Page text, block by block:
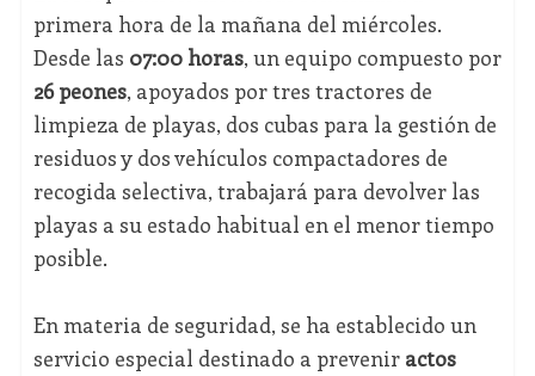
primera hora de la mañana del miércoles.
Desde las 07:00 horas, un equipo compuesto por
26 peones, apoyados por tres tractores de
limpieza de playas, dos cubas para la gestión de
residuos y dos vehículos compactadores de
recogida selectiva, trabajará para devolver las
playas a su estado habitual en el menor tiempo
posible.
En materia de seguridad, se ha establecido un
servicio especial destinado a prevenir actos